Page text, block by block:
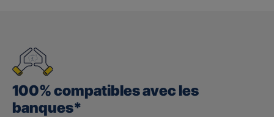
100% compatibles avec les
banques*